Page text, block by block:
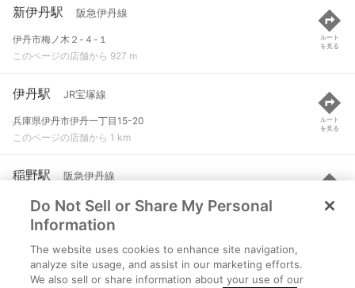
新伊丹駅 阪急伊丹線
伊丹市梅ノ木２-４-１
このページの店舗から 927 m
ルート
を見る
伊丹駅 JR宝塚線
兵庫県伊丹市伊丹一丁目15-20
このページの店舗から 1 km
ルート
を見る
稲野駅 阪急伊丹線
伊丹市稲野町１-５０-１
このページの店舗から 1.7 km
ルート
を見る
猪名寺駅 JR宝塚線
尼崎市猪名寺
Do Not Sell or Share My Personal
Information
The website uses cookies to enhance site navigation,
analyze site usage, and assist in our marketing efforts.
We also sell or share information about your use of our